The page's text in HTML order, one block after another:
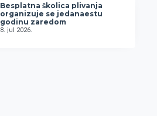
Besplatna školica plivanja
organizuje se jedanaestu
godinu zaredom
8. jul 2026.